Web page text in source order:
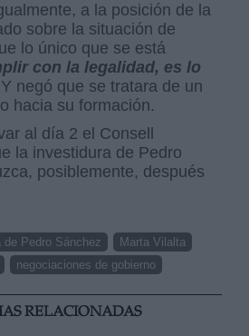
a la posición de la
sobre la situación de
lo único que se está
con la legalidad, es lo
Y negó que se tratara de un
hacia su formación.
al día 2 el Consell
la investidura de Pedro
posiblemente, después
de Pedro Sánchez
Marta Vilalta
negociaciones de gobierno
RELACIONADAS